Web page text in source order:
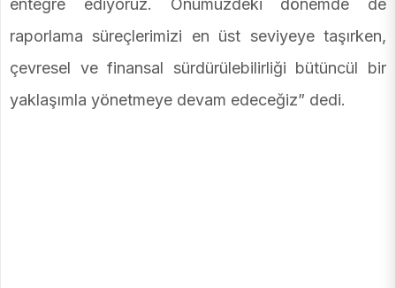
entegre ediyoruz. Önümüzdeki dönemde de
raporlama süreçlerimizi en üst seviyeye taşırken,
çevresel ve finansal sürdürülebilirliği bütüncül bir
yaklaşımla yönetmeye devam edeceğiz” dedi.